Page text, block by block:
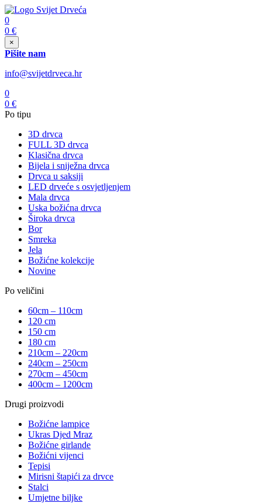
0
0 €
×
Pišite nam
info@svijetdrveca.hr
0
0 €
Po tipu
3D drvca
FULL 3D drvca
Klasična drvca
Bijela i sniježna drvca
Drvca u saksiji
LED drveće s osvjetljenjem
Mala drvca
Uska božićna drvca
Široka drvca
Bor
Smreka
Jela
Božićne kolekcije
Novine
Po veličini
60cm – 110cm
120 cm
150 cm
180 cm
210cm – 220cm
240cm – 250cm
270cm – 450cm
400cm – 1200cm
Drugi proizvodi
Božićne lampice
Ukras Djed Mraz
Božićne girlande
Božićni vijenci
Tepisi
Mirisni štapići za drvce
Stalci
Umjetne biljke